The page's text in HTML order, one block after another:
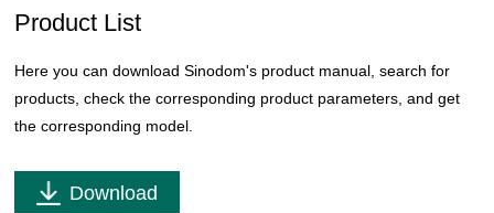
Product List
Here you can download Sinodom's product manual, search for
products, check the corresponding product parameters, and get
the corresponding model.
Download